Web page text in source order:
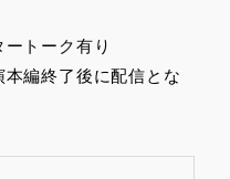
トーク有り
編終了後に配信とな